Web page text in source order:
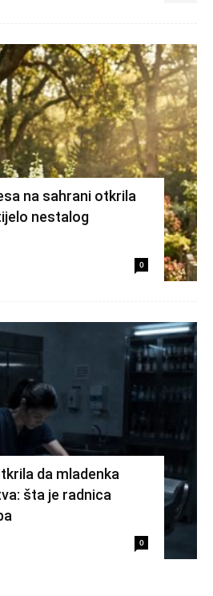
na sahrani otkrila
nestalog
0
da mladenka
šta je radnica
0